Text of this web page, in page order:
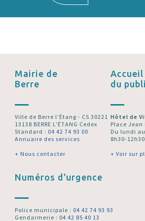
Mairie de
Berre
Ville de Berre l’Étang - CS 30221
13138 BERRE L'ÉTANG Cedex
Standard : 04 42 74 93 00
Annuaire des services
+ Nous contacter
Accueil
du
Hôtel de
Place Jean
Du lundi
8h30-
+ Voir sur
Numéros d'urgence
Police municipale : 04 42 74 93 93
Gendarmerie : 04 42 85 40 13